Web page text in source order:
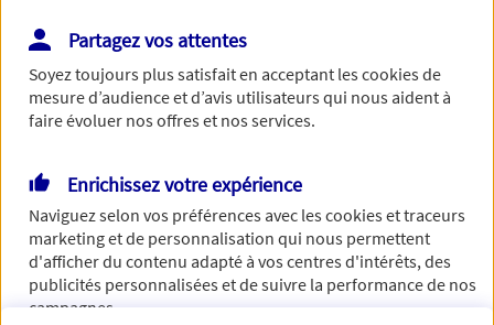
Vous disposez de droits sur les informations vous concernant. Pour
plus d’informations,cliquez ici.
Partagez vos attentes
Soyez toujours plus satisfait en acceptant lescookiesde
mesure d’audience et d’avis utilisateurs qui nous aident à
faire évoluer nos offres et nos services.
Enrichissez votre expérience
Naviguez selon vos préférences avec lescookies et traceurs
marketing et de personnalisation qui nous permettent
d'afficher du contenu adapté à vos centres d'intérêts, des
publicités personnalisées et de suivre la performance de nos
campagnes.